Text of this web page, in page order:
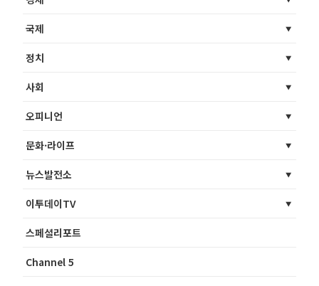
국제
정치
사회
오피니언
문화·라이프
뉴스발전소
이투데이TV
스페셜리포트
Channel 5